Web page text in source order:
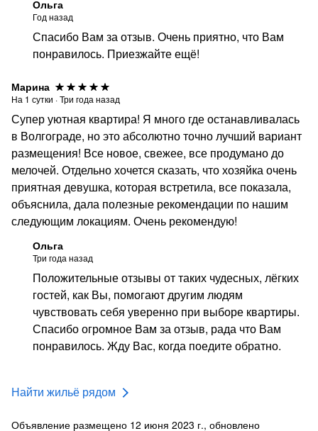
Ольга
Год назад
Спасибо Вам за отзыв. Очень приятно, что Вам
понравилось. Приезжайте ещё!
Марина
На 1 сутки ·Три года назад
Супер уютная квартира! Я много где останавливалась
в Волгограде, но это абсолютно точно лучший вариант
размещения! Все новое, свежее, все продумано до
мелочей. Отдельно хочется сказать, что хозяйка очень
приятная девушка, которая встретила, все показала,
объяснила, дала полезные рекомендации по нашим
следующим локациям. Очень рекомендую!
Ольга
Три года назад
Положительные отзывы от таких чудесных, лёгких
гостей, как Вы, помогают другим людям
чувствовать себя уверенно при выборе квартиры.
Спасибо огромное Вам за отзыв, рада что Вам
понравилось. Жду Вас, когда поедите обратно.
Найти жильё рядом
Объявление размещено 12 июня 2023 г., обновлено